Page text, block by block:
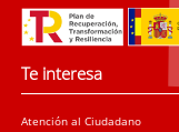
Te interesa
Atención al Ciudadano